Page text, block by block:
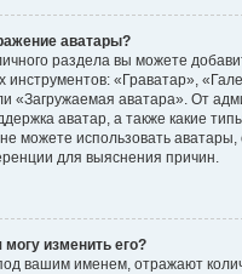
аватары?
раздела вы можете
инструментов: «Граватар»,
«Загружаемая аватара». От
аватар, а также какие
можете использовать аватары,
для выяснения причин.
могу изменить его?
вашим именем, отражают